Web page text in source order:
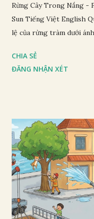
Rừng Cây Trong Nắng -
Sun Tiếng Việt English
lệ của rừng tràm dưới
CHIA SẺ
ĐĂNG NHẬN XÉT